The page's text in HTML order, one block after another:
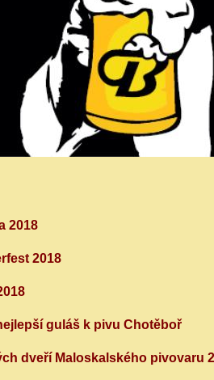
2018
2018
guláš k pivu Chotěboř
dveří Maloskalského pivovaru